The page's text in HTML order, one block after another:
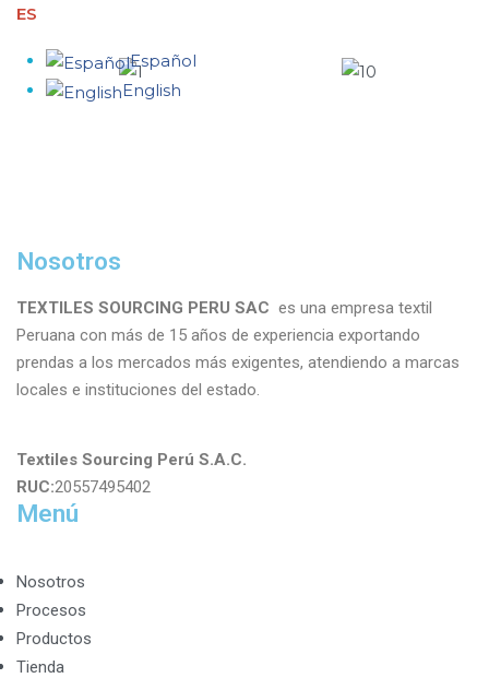
ES
Español
English
Nosotros
TEXTILES SOURCING PERU SAC es una empresa textil
Peruana con más de 15 años de experiencia exportando
prendas a los mercados más exigentes, atendiendo a marcas
locales e instituciones del estado.
Textiles Sourcing Perú S.A.C.
RUC:20557495402
Menú
Nosotros
Procesos
Productos
Tienda